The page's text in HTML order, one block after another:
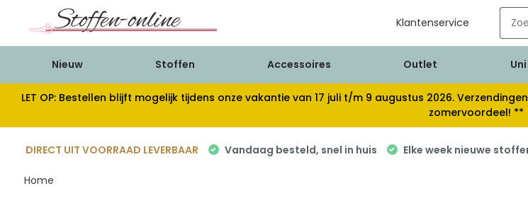
Klantenservice
Nieuw Stoffen Accessoires Outlet
LET OP: Bestellen blijft mogelijk tijdens onze vakantie van 17 juli t/m 9 augustus 2026.
zomervoordeel! **
DIRECT UIT VOORRAAD LEVERBAAR Vandaag besteld, snel in huis Elke week nieuwe
Home